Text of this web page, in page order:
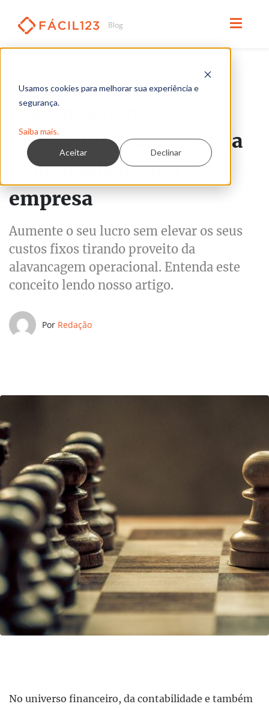
Usamos cookies para melhorar sua experiência e
segurança.
Saiba mais.
Aceitar Declinar
Alavancagem
operacional: aproveite a
ociosidade da sua
empresa
Aumente o seu lucro sem elevar os seus
custos fixos tirando proveito da
alavancagem operacional. Entenda este
conceito lendo nosso artigo.
Por Redação
No universo financeiro, da contabilidade e também